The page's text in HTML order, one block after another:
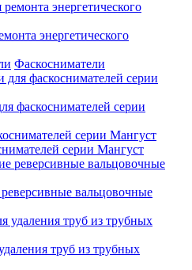
энергетического
Фаскосниматели
фаскоснимателей серии
серии Мангуст
вальцовочные
труб из трубных